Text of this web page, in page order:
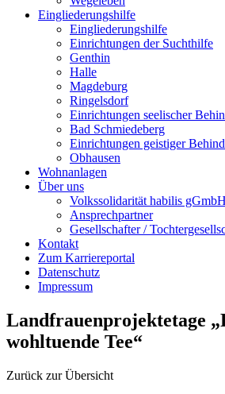
Eingliederungshilfe
Eingliederungshilfe
Einrichtungen der Suchthilfe
Genthin
Halle
Magdeburg
Ringelsdorf
Einrichtungen seelischer
Bad Schmiedeberg
Einrichtungen geistiger
Obhausen
Wohnanlagen
Über uns
Volkssolidarität habilis gGmbH
Ansprechpartner
Gesellschafter /
Kontakt
Zum Karriereportal
Datenschutz
Impressum
Landfrauenprojektetage
wohltuende Tee“
Zurück zur Übersicht